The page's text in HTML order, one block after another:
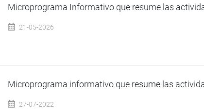
Microprograma Informativo que resume las
21-05-2026
Microprograma informativo que resume las
27-07-2022